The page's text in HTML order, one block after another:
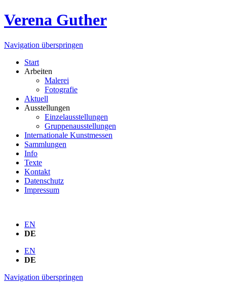
Verena Guther
Navigation überspringen
Start
Arbeiten
Malerei
Fotografie
Aktuell
Ausstellungen
Einzelausstellungen
Gruppenausstellungen
Internationale Kunstmessen
Sammlungen
Info
Texte
Kontakt
Datenschutz
Impressum
EN
DE
EN
DE
Navigation überspringen